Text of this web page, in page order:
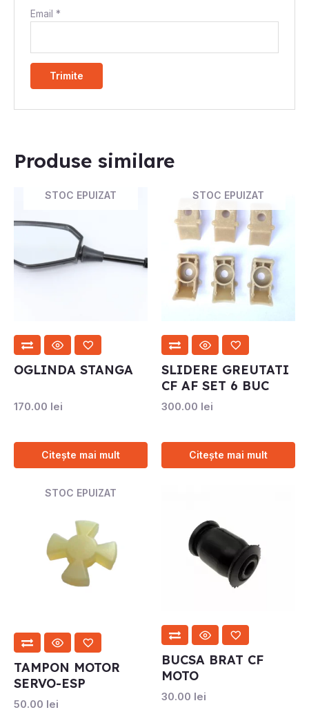
Email*
Produse similare
STOC EPUIZAT
OGLINDA STANGA
170.00 lei
Citește mai mult
STOC EPUIZAT
SLIDERE GREUTATI
CF AF SET 6 BUC
300.00 lei
Citește mai mult
STOC EPUIZAT
TAMPON MOTOR
SERVO-ESP
50.00 lei
BUCSA BRAT CF
MOTO
30.00 lei